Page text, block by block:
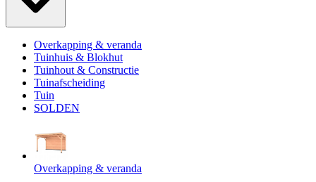
Overkapping & veranda
Tuinhuis & Blokhut
Tuinhout & Constructie
Tuinafscheiding
Tuin
SOLDEN
Overkapping & veranda